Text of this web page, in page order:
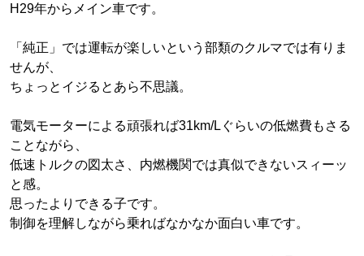
H29年からメイン車です。
「純正」では運転が楽しいという部類のクルマでは有りま
せんが、
ちょっとイジるとあら不思議。
電気モーターによる頑張れば31km/Lぐらいの低燃費もさる
ことながら、
低速トルクの図太さ、内燃機関では真似できないスィーッ
と感。
思ったよりできる子です。
制御を理解しながら乗ればなかなか面白い車です。